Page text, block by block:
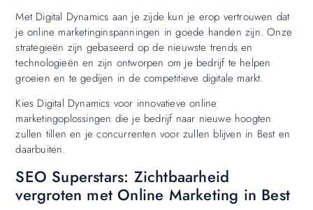
Met Digital Dynamics aan je zijde kun je erop vertrouwen dat
je online marketinginspanningen in goede handen zijn. Onze
strategieën zijn gebaseerd op de nieuwste trends en
technologieën en zijn ontworpen om je bedrijf te helpen
groeien en te gedijen in de competitieve digitale markt.
Kies Digital Dynamics voor innovatieve online
marketingoplossingen die je bedrijf naar nieuwe hoogten
zullen tillen en je concurrenten voor zullen blijven in Best en
daarbuiten.
SEO Superstars: Zichtbaarheid
vergroten met Online Marketing in Best